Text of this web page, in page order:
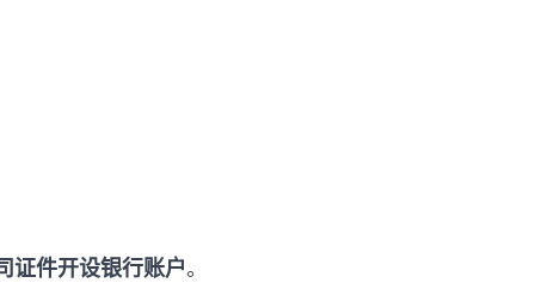
证件开设银行账户。